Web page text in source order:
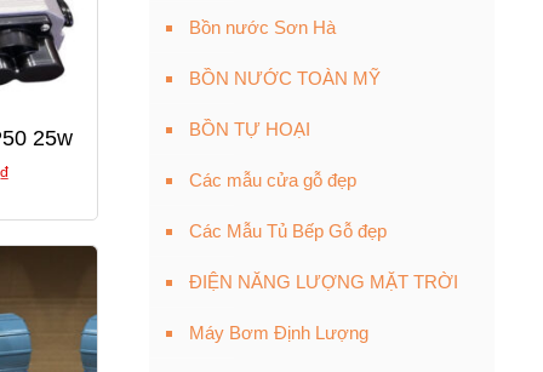
25w
₫Giá
tại
435,000 ₫.
Bồn nước Sơn Hà
BỒN NƯỚC TOÀN MỸ
BỒN TỰ HOẠI
Các mẫu cửa gỗ đẹp
Các Mẫu Tủ Bếp Gỗ đẹp
ĐIỆN NĂNG LƯỢNG MẶT TRỜI
Máy Bơm Định Lượng